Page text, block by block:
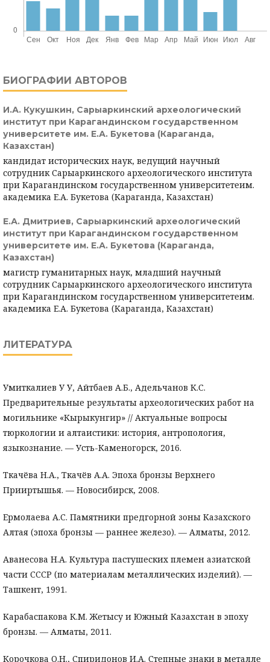
БИОГРАФИИ АВТОРОВ
И.А. Кукушкин, Сарыаркинский археологический
институт при Карагандинском государственном
университете им. Е.А. Букетова (Караганда,
Казахстан)
кандидат исторических наук, ведущий научный
сотрудник Сарыаркинского археологического института
при Карагандинском государственном университетеим.
академика Е.А. Букетова (Караганда, Казахстан)
Е.А. Дмитриев, Сарыаркинский археологический
институт при Карагандинском государственном
университете им. Е.А. Букетова (Караганда,
Казахстан)
магистр гуманитарных наук, младший научный
сотрудник Сарыаркинского археологического института
при Карагандинском государственном университетеим.
академика Е.А. Букетова (Караганда, Казахстан)
ЛИТЕРАТУРА
Умиткалиев У У, Айтбаев А.Б., Адельчанов К.С.
Предварительные результаты археологических работ на
могильнике «Кырыкунгир» // Актуальные вопросы
тюркологии и алтаистики: история, антропология,
языкознание. — Усть-Каменогорск, 2016.
Ткачёва Н.А., Ткачёв А.А. Эпоха бронзы Верхнего
Прииртышья. — Новосибирск, 2008.
Ермолаева А.С. Памятники предгорной зоны Казахского
Алтая (эпоха бронзы — раннее железо). — Алматы, 2012.
Аванесова Н.А. Культура пастушеских племен азиатской
части СССР (по материалам металлических изделий). —
Ташкент, 1991.
Карабаспакова К.М. Жетысу и Южный Казахстан в эпоху
бронзы. — Алматы, 2011.
Корочкова О.Н., Спиридонов И.А. Степные знаки в металле